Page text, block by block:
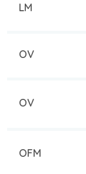
LM
OV
OV
OFM